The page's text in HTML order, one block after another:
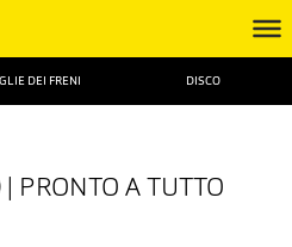
DEI FRENI DISCO
| PRONTO A TUTTO